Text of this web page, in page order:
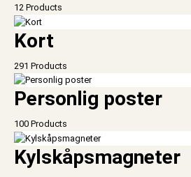
12 Products
Kort
291 Products
Personlig poster
100 Products
Kylskåpsmagneter